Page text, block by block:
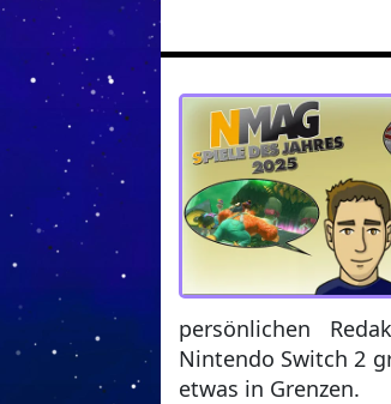
persönlichen
Nintendo Switch 2
etwas in Grenzen.